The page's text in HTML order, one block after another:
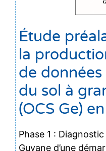
Étude
la
de données
du sol à
(OCS Ge)
Phase 1 :
Guyane d’une